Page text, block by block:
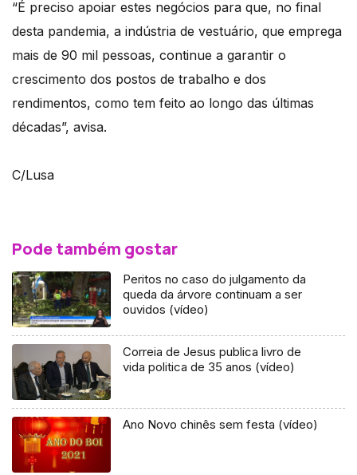
“É preciso apoiar estes negócios para que, no final
desta pandemia, a indústria de vestuário, que emprega
mais de 90 mil pessoas, continue a garantir o
crescimento dos postos de trabalho e dos
rendimentos, como tem feito ao longo das últimas
décadas”, avisa.
C/Lusa
Pode também gostar
Peritos no caso do julgamento da
queda da árvore continuam a ser
ouvidos (vídeo)
Correia de Jesus publica livro de
vida politica de 35 anos (vídeo)
Ano Novo chinês sem festa (vídeo)